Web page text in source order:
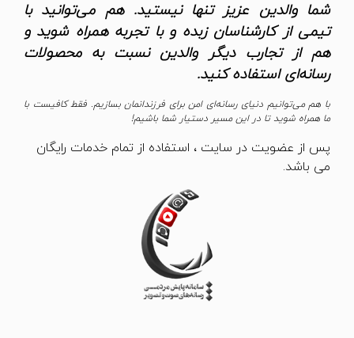
شما والدین عزیز تنها نیستید. هم می‌توانید با
تیمی از کارشناسان زبده و با تجربه همراه شوید و
هم از تجارب دیگر والدین نسبت به محصولات
رسانه‌ای استفاده کنید.
با هم می‌توانیم دنیای رسانه‌ای امن برای فرزندانمان بسازیم. فقط کافیست با
ما همراه شوید تا در این مسیر دستیار شما باشیم!
پس از عضویت در سایت ، استفاده از تمام خدمات رایگان
می باشد.